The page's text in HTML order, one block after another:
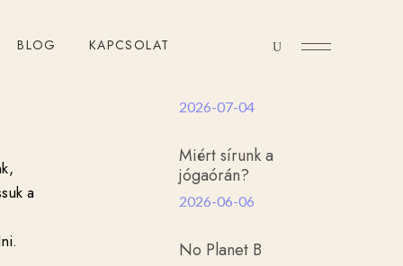
BLOG KAPCSOLAT
a
2026-07-04
Miért sírunk a
jógaórán?
2026-06-06
No Planet B